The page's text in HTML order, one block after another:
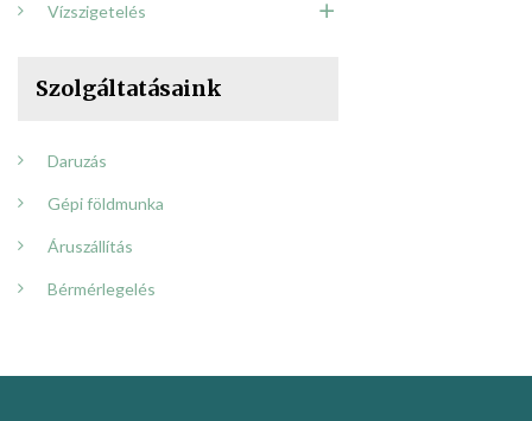
Vízszigetelés
Szolgáltatásaink
Daruzás
Gépi földmunka
Áruszállítás
Bérmérlegelés